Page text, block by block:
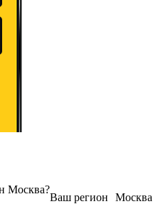
Москва
Ваш регион
Москва?